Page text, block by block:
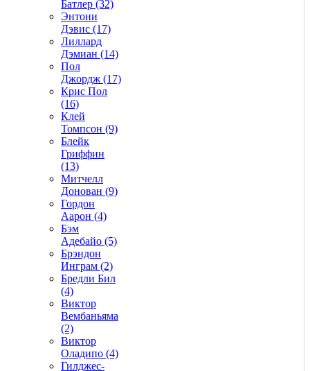
Батлер (32)
Энтони
Дэвис (17)
Лиллард
Дэмиан (14)
Пол
Джордж (17)
Крис Пол
(16)
Клей
Томпсон (9)
Блейк
Гриффин
(13)
Митчелл
Донован (9)
Гордон
Аарон (4)
Бэм
Адебайо (5)
Брэндон
Инграм (2)
Бредли Бил
(4)
Виктор
Вембаньяма
(2)
Виктор
Оладипо (4)
Гилджес-